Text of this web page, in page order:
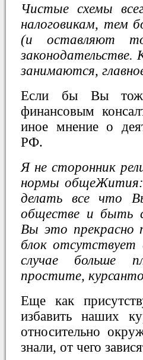
Чистые схемы
налоговикам, тем
(и оставляют
занимаются,
Если бы Вы тоже
финансовым
иное мнение о
РФ.
Я не сторонник
нормы
делать все что
обществе и быть
Вы это
блок
случае больше
простите,
Еще как
избавить наших
относительно
знали, от чего